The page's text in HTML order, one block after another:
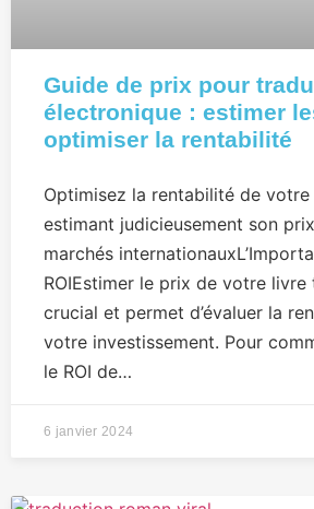
Guide de prix pour
électronique : estimer
optimiser la rentabilité
Optimisez la rentabilité de
estimant judicieusement son
marchés
ROIEstimer le prix de votre livre
crucial et permet d’évaluer la
votre investissement. Pour
le ROI de…
6 janvier 2024